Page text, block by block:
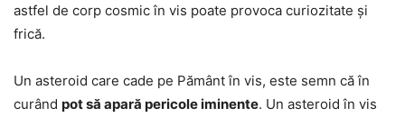
astfel de corp cosmic în vis poate provoca curiozitate și
frică.
Un asteroid care cade pe Pământ în vis, este semn că în
curând pot să apară pericole iminente. Un asteroid în vis